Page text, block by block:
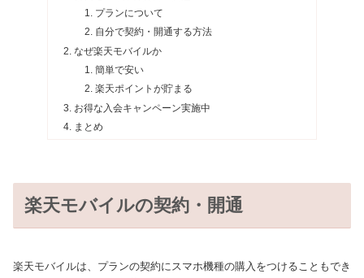
プランについて
自分で契約・開通する方法
なぜ楽天モバイルか
簡単で安い
楽天ポイントが貯まる
お得な入会キャンペーン実施中
まとめ
楽天モバイルの契約・開通
楽天モバイルは、プランの契約にスマホ機種の購入をつけることもでき